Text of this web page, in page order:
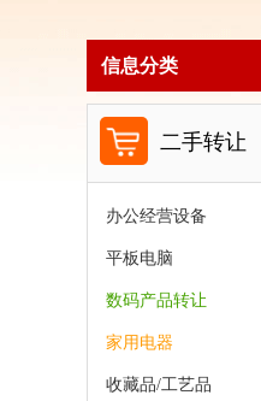
信息分类
二手转让
办公经营设备
平板电脑
数码产品转让
家用电器
收藏品/工艺品